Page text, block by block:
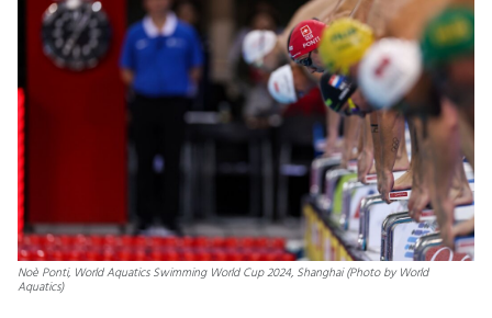
Noè Ponti, World Aquatics Swimming World Cup 2024, Shanghai (Photo by World
Aquatics)